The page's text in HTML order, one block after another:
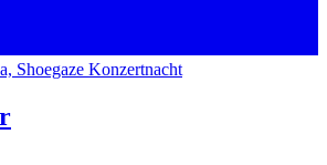
Shoegaze Konzertnacht